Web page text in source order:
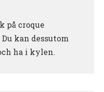
på croque
kan dessutom
ha i kylen.